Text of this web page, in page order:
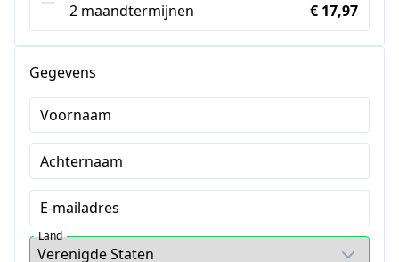
2 maandtermijnen € 17,97
Gegevens
Voornaam
Achternaam
E-mailadres
Land